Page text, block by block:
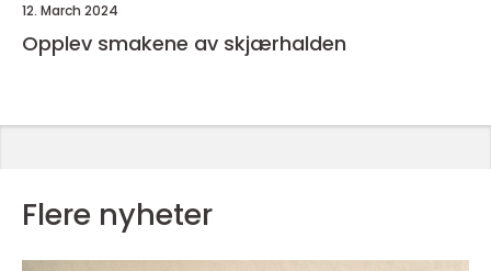
12. March 2024
Opplev smakene av skjærhalden
Flere nyheter